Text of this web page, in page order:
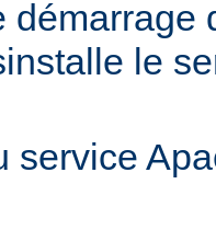
démarrage
le
service